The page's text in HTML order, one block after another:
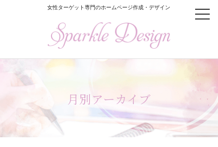
女性ターゲット専門のホームページ作成・デザイン
月別アーカイブ
t
o
t
i
o